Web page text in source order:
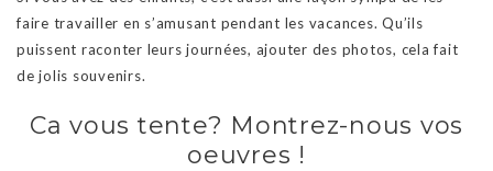
faire travailler en s’amusant pendant les vacances. Qu’ils
puissent raconter leurs journées, ajouter des photos, cela fait
de jolis souvenirs.
Ca vous tente? Montrez-nous vos
oeuvres !